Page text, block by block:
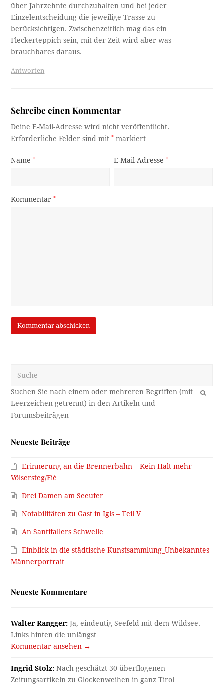
über Jahrzehnte durchzuhalten und bei jeder
Einzelentscheidung die jeweilige Trasse zu
berücksichtigen. Zwischenzeitlich mag das ein
Fleckerteppich sein, mit der Zeit wird aber was
brauchbares daraus.
Antworten
Schreibe einen Kommentar
Deine E-Mail-Adresse wird nicht veröffentlicht.
Erforderliche Felder sind mit* markiert
Name* E-Mail-Adresse*
Kommentar*
OK
Neueste Beiträge
Erinnerung an die Brennerbahn – Kein Halt mehr
Völsersteg/Fié
Drei Damen am Seeufer
Notabilitäten zu Gast in Igls – Teil V
An Santifallers Schwelle
Einblick in die städtische Kunstsammlung_Unbekanntes
Männerportrait
Neueste Kommentare
Walter Rangger: Ja, eindeutig Seefeld mit dem Wildsee.
Links hinten die unlängst…
Kommentar ansehen →
Ingrid Stolz: Nach geschätzt 30 überflogenen
Zeitungsartikeln zu Glockenweihen in ganz Tirol…